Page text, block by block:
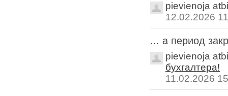
pievienoja
12.02.2026
... а период
pievienoja
бухгалтера!
11.02.2026